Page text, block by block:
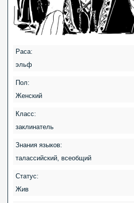
Раса:
эльф
Пол:
Женский
Класс:
заклинатель
Знания языков:
талассийский, всеобщий
Статус:
Жив